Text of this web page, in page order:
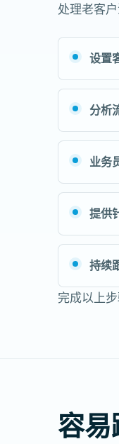
处理老客
设置
分析
业务
提供
持续
完成以上
容